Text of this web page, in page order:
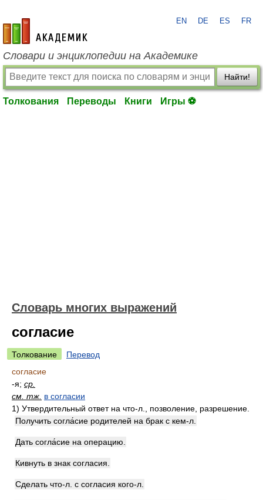
academic.ru
EN DE ES FR
Словари и энциклопедии на Академике
Найти!
Толкования Переводы Книги Игры ⚽
Словарь многих выражений
согласие
Толкование
Перевод
согласие
-я; ср.
см. тж. в согласии
1) Утвердительный ответ на что-л., позволение, разрешение.
Получить согла́сие родителей на брак с кем-л.
Дать согла́сие на операцию.
Кивнуть в знак согласия.
Сделать что-л. с согласия кого-л.